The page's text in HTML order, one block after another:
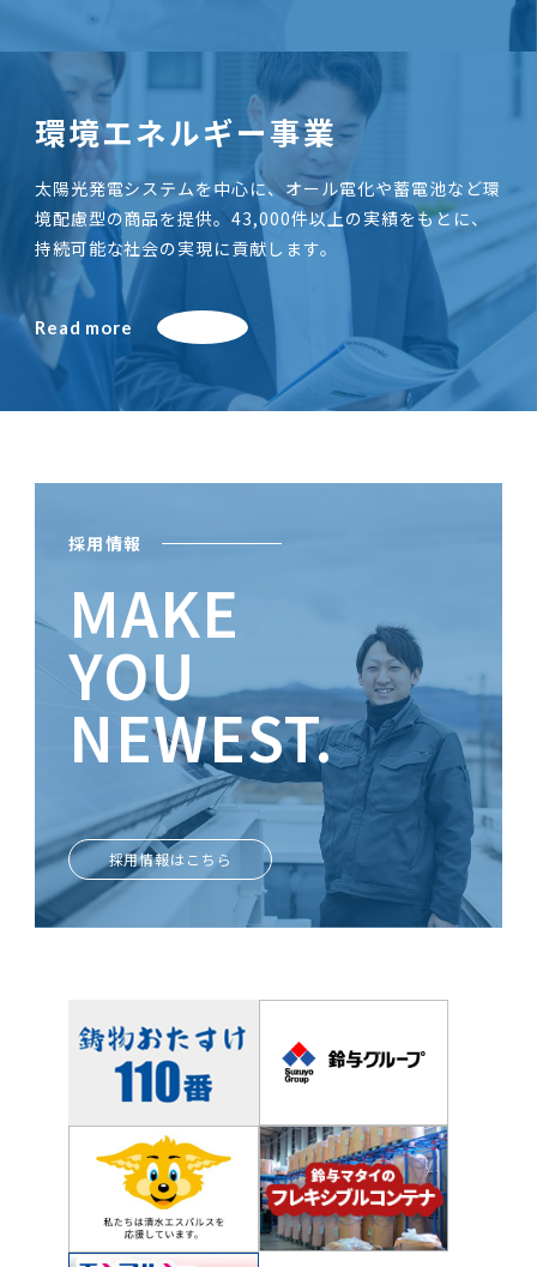
環境エネルギー事業
太陽光発電システムを中心に、オール電化や蓄電池など環
境配慮型の商品を提供。43,000件以上の実績をもとに、
持続可能な社会の実現に貢献します。
Read more
採用情報
MAKE
YOU
NEWEST.
ときめきがあなたを輝かせる
採用情報はこちら